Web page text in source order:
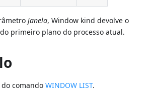
janela, Window kind devolve o
primeiro plano do processo atual.
do comandoWINDOW LIST.